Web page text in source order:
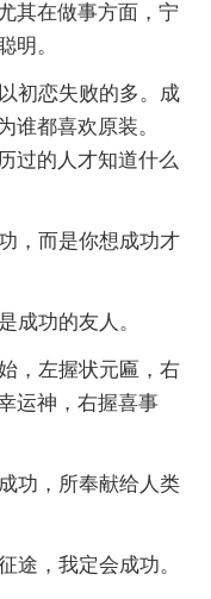
其在做事方面，宁
明。
初恋失败的多。成
谁都喜欢原装。
过的人才知道什么
，而是你想成功才
成功的友人。
，左握状元匾，右
运神，右握喜事
功，所奉献给人类
途，我定会成功。